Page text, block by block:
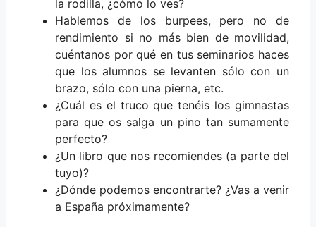
la rodilla, ¿cómo lo ves?
Hablemos de los burpees, pero no de
rendimiento si no más bien de movilidad,
cuéntanos por qué en tus seminarios haces
que los alumnos se levanten sólo con un
brazo, sólo con una pierna, etc.
¿Cuál es el truco que tenéis los gimnastas
para que os salga un pino tan sumamente
perfecto?
¿Un libro que nos recomiendes (a parte del
tuyo)?
¿Dónde podemos encontrarte? ¿Vas a venir
a España próximamente?